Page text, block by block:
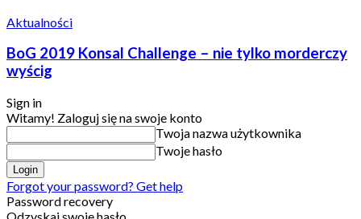
Aktualności
BoG 2019 Konsal Challenge – nie tylko morderczy
wyścig
Sign in
Witamy! Zaloguj się na swoje konto
Twoja nazwa użytkownika
Twoje hasło
Forgot your password? Get help
Password recovery